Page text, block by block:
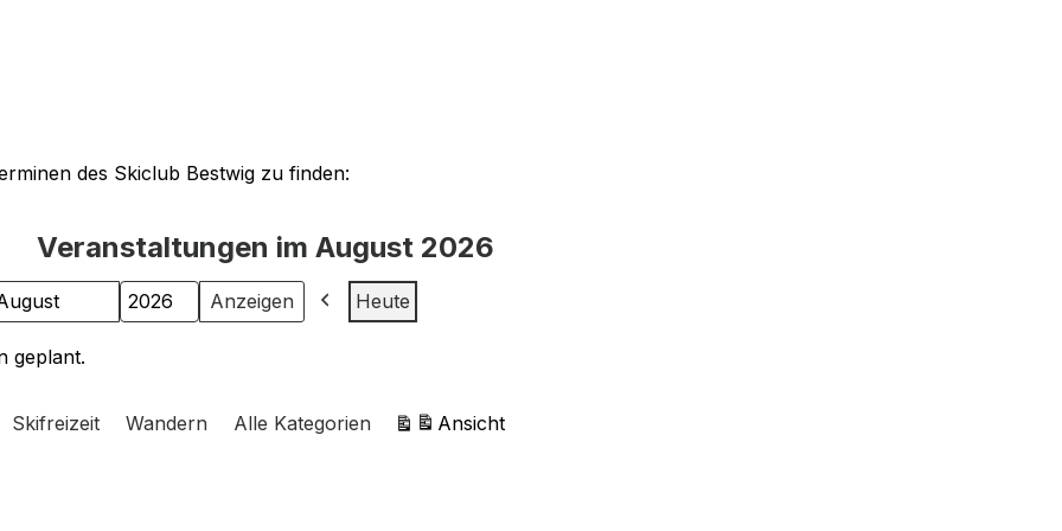
des Skiclub Bestwig zu finden:
Veranstaltungen im August 2026
Zurück
Heute
geplant.
Skifreizeit Wandern Alle Kategorien Ansicht
ausdrucken